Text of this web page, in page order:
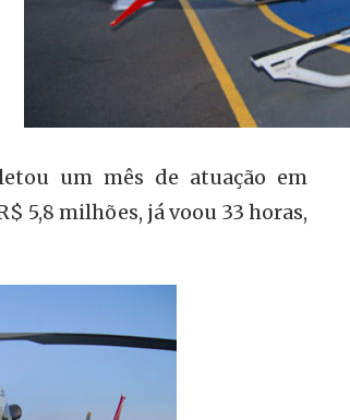
um mês de atuação em
5,8 milhões, já voou 33 horas,